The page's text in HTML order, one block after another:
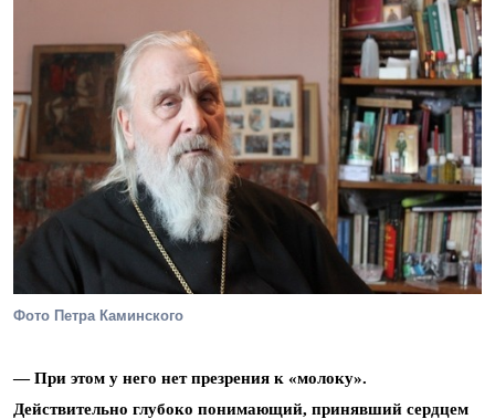
Фото Петра Каминского
— При этом у него нет презрения к «молоку».
Действительно глубоко понимающий, принявший сердцем